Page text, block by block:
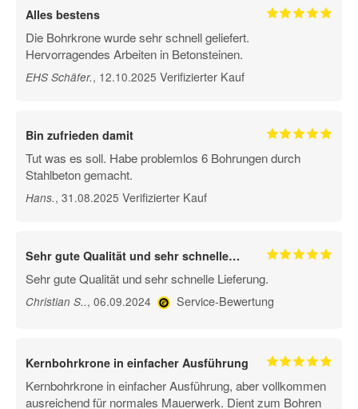
Alles bestens
Die Bohrkrone wurde sehr schnell geliefert.
Hervorragendes Arbeiten in Betonsteinen.
EHS Schäfer., 12.10.2025Verifizierter Kauf
Bin zufrieden damit
Tut was es soll. Habe problemlos 6 Bohrungen durch
Stahlbeton gemacht.
Hans., 31.08.2025Verifizierter Kauf
Sehr gute Qualität und sehr schnelle…
Sehr gute Qualität und sehr schnelle Lieferung.
Christian S.., 06.09.2024 Service-Bewertung
Kernbohrkrone in einfacher Ausführung
Kernbohrkrone in einfacher Ausführung, aber vollkommen
ausreichend für normales Mauerwerk. Dient zum Bohren